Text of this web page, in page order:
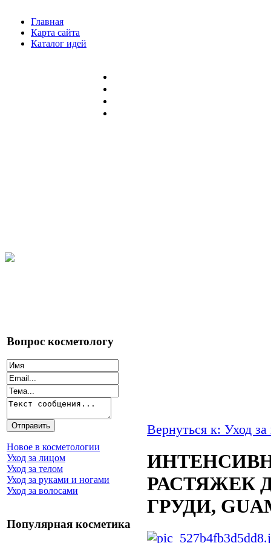
Главная
Карта сайта
Каталог идей
Вопрос косметологу
Новое в косметологии
Уход за лицом
Уход за телом
Уход за руками и ногами
Уход за волосами
Популярная косметика
Вернуться к: Уход за
РАСТЯЖЕК
ГРУДИ,